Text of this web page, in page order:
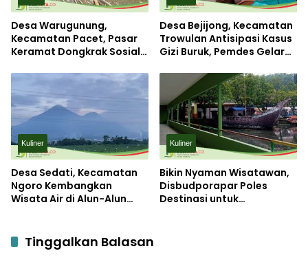
Desa Warugunung,
Kecamatan Pacet, Pasar
Keramat Dongkrak Sosial-
Desa Bejijong, Kecamatan
Trowulan Antisipasi Kasus
Gizi Buruk, Pemdes Gelar
Kuliner
Desa Sedati, Kecamatan
Ngoro Kembangkan
Wisata Air di Alun-Alun
Kuliner
Bikin Nyaman Wisatawan,
Disbudporapar Poles
Destinasi untuk
Tinggalkan Balasan